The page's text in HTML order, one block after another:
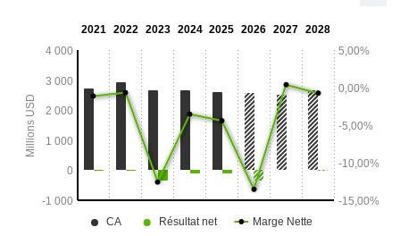
contrôlée à Dubaï. Elle gère ses activités à travers trois